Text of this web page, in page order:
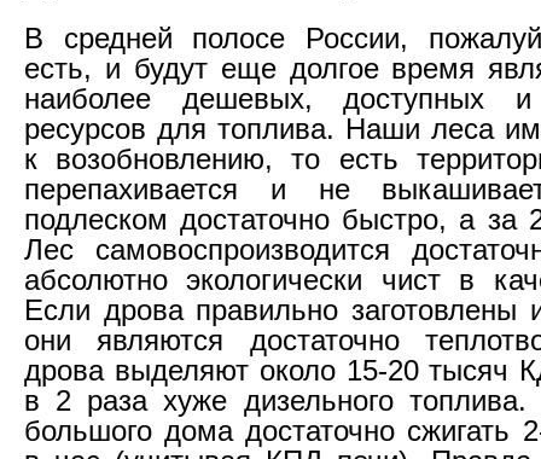
В средней полосе России,
есть, и будут еще долгое время
наиболее дешевых, доступных
ресурсов для топлива. Наши леса
к возобновлению, то есть
перепахивается и не
подлеском достаточно быстро, а за
Лес самовоспроизводится
абсолютно экологически чист в
Если дрова правильно
они являются достаточно
дрова выделяют около 15-20 тысяч
в 2 раза хуже дизельного топлива.
большого дома достаточно сжигать